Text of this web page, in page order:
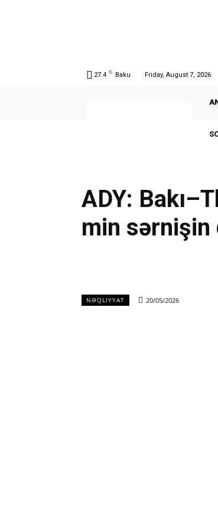
27.4 C Baku Friday, August 7, 2026
ADY:
min sərnişin
NƏQLIYYAT 20/05/2026